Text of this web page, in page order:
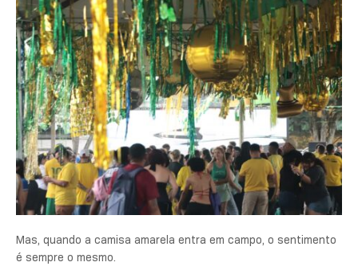
Mas, quando a camisa amarela entra em campo, o sentimento
é sempre o mesmo.